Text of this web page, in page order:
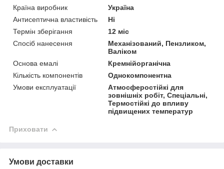
Країна виробник
Україна
Антисептична властивість
Ні
Термін зберігання
12 міс
Спосіб нанесення
Механізований, Пензликом,
Валіком
Основа емалі
Кремнійорганічна
Кількість компонентів
Однокомпонентна
Умови експлуатації
Атмосферостійкі для
зовнішніх робіт, Спеціальні,
Термостійкі до впливу
підвищених температур
Приховати
Умови доставки